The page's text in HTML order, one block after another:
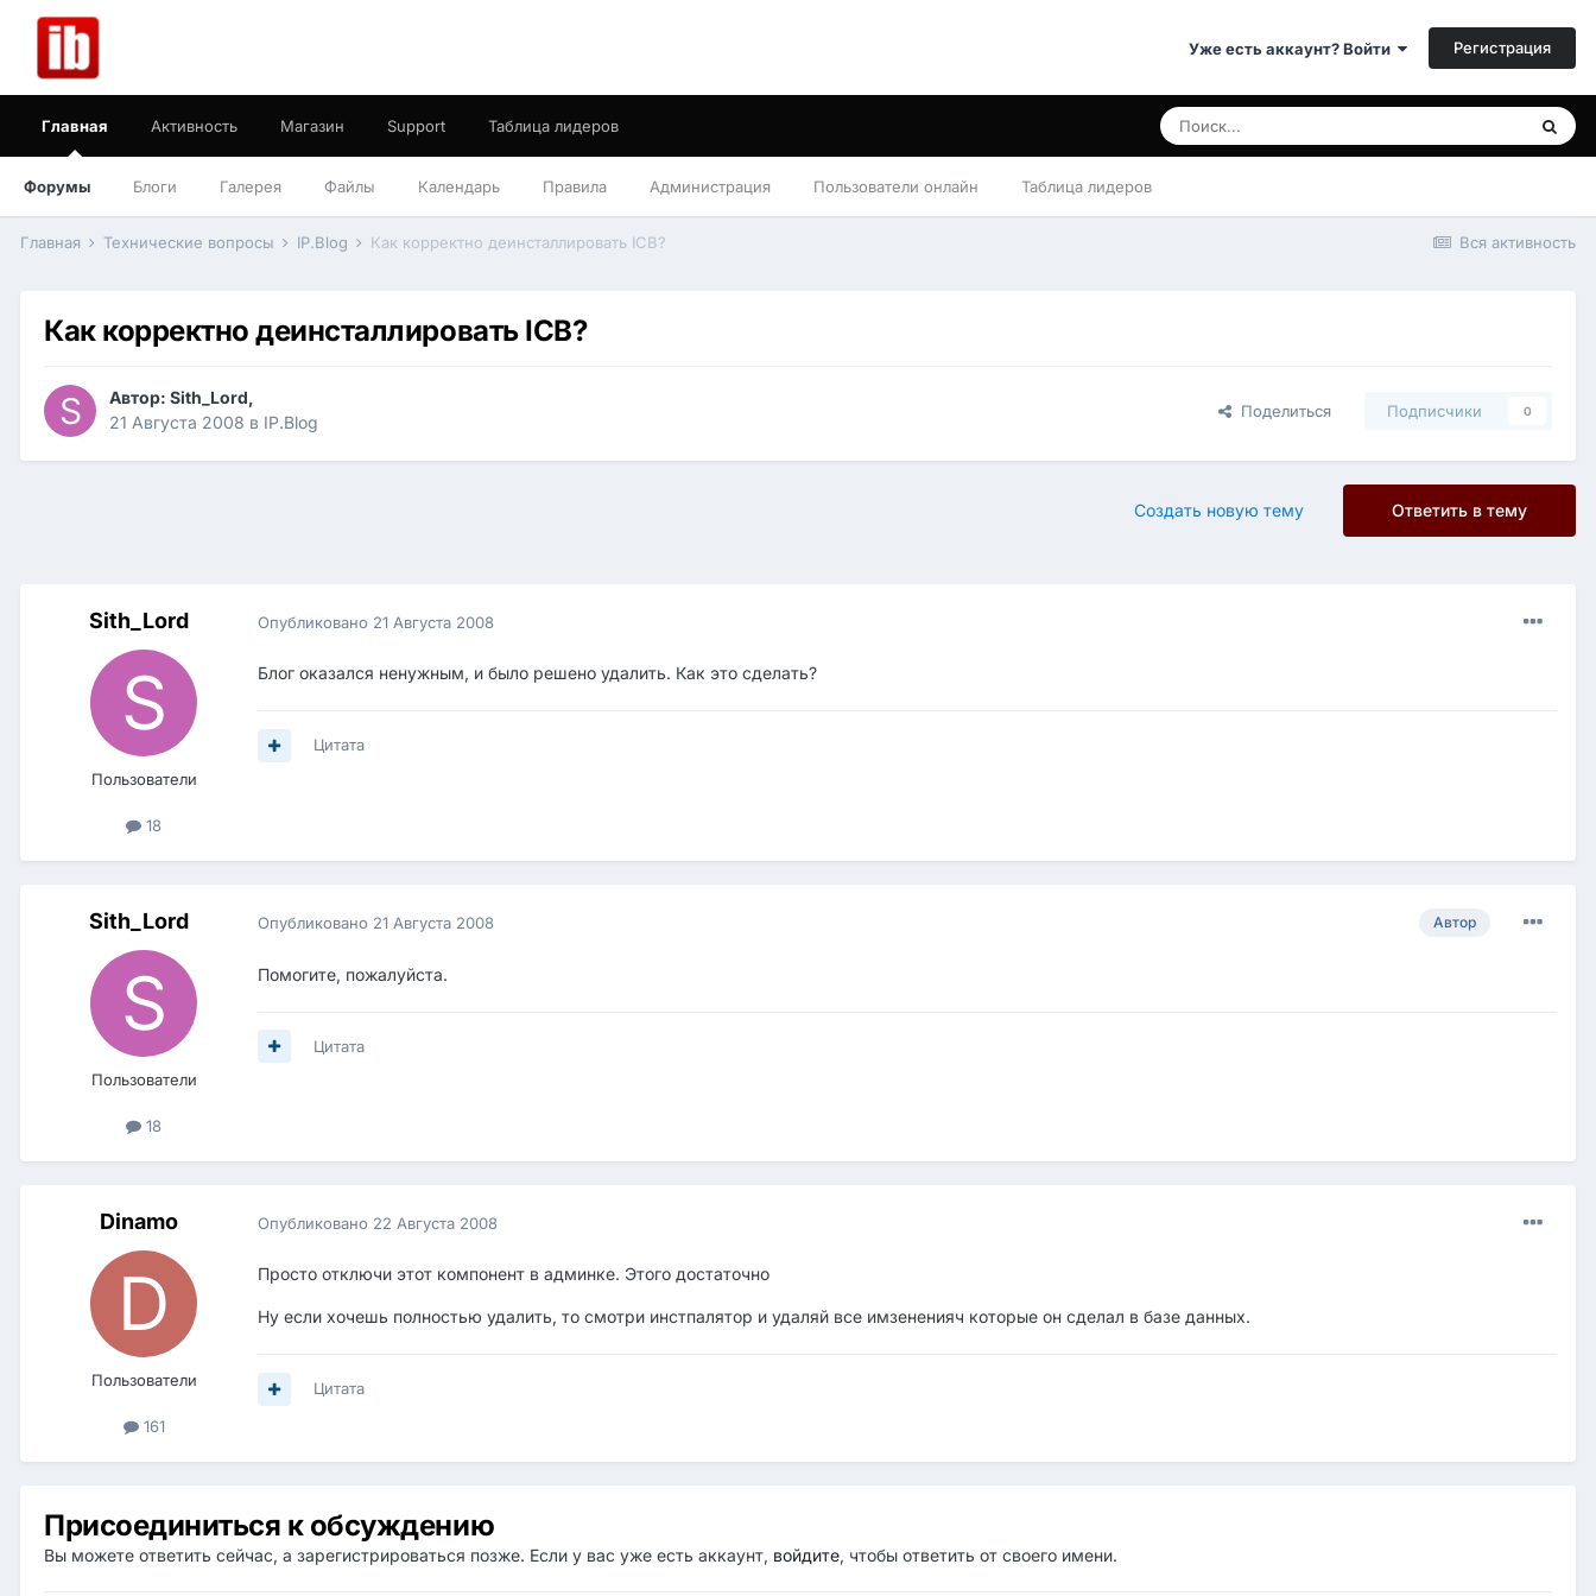
Уже есть аккаунт? Войти Регистрация
Главная
Форумы Блоги Галерея Файлы Календарь Правила Администрация Пользователи онлайн Таблица лидеров
Активность Магазин Support Таблица лидеров
Вся активность
Главная Технические вопросы IP.Blog Как корректно деинсталлировать ICB?
Как корректно деинсталлировать ICB?
Автор: Sith_Lord,
21 Августа 2008 в IP.Blog
Поделиться Подписчики 0
Ответить в тему
Создать новую тему
Sith_Lord
Пользователи
18
Опубликовано 21 Августа 2008
Блог оказался ненужным, и было решено удалить. Как это сделать?
Цитата
Sith_Lord
Пользователи
18
Автор
Опубликовано 21 Августа 2008
Помогите, пожалуйста.
Цитата
Dinamo
Пользователи
161
Опубликовано 22 Августа 2008
Просто отключи этот компонент в админке. Этого достаточно
Ну если хочешь полностью удалить, то смотри инстпалятор и удаляй все имзененияч которые он сделал в базе данных.
Цитата
Присоединиться к обсуждению
Вы можете ответить сейчас, а зарегистрироваться позже. Если у вас уже есть аккаунт, войдите, чтобы ответить от своего имени.